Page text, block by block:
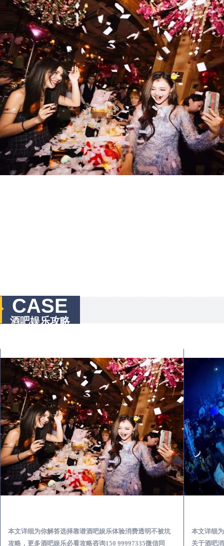
CASE
酒吧娱乐攻略
本文详细为你解答选择靠谱酒吧娱乐体验消费透明不被坑
攻略，更多酒吧娱乐必看攻略咨询150 99997335微信同
本文详细
关于酒吧